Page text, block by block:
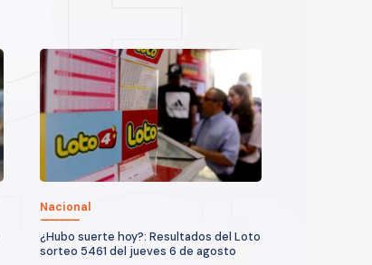
Nacional
¿Hubo suerte hoy?: Resultados del Loto
sorteo 5461 del jueves 6 de agosto